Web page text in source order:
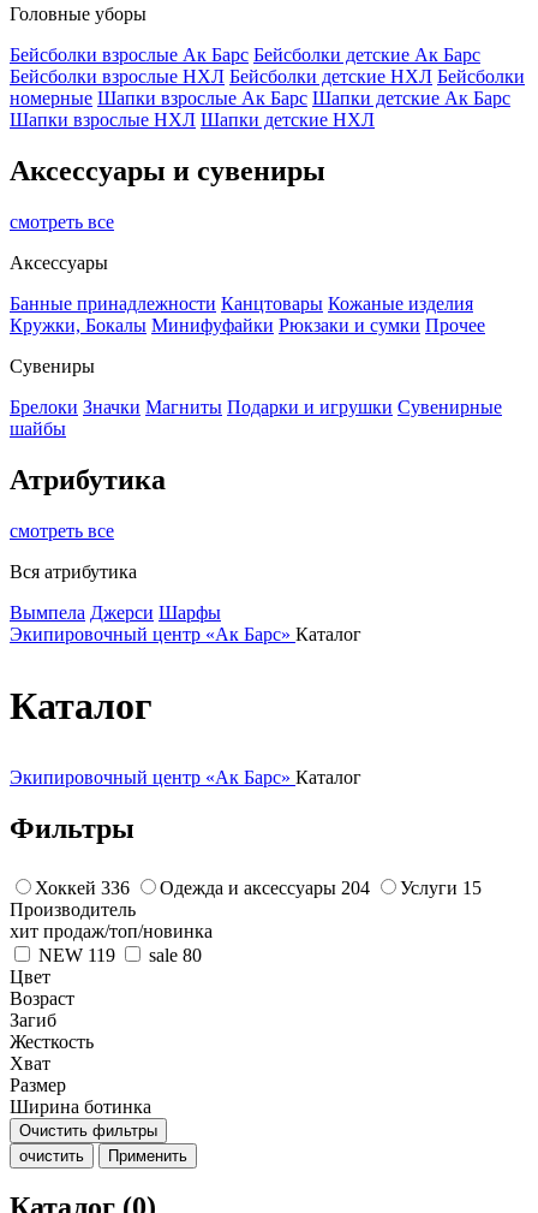
Головные уборы
Бейсболки взрослые Ак Барс Бейсболки детские Ак Барс
Бейсболки взрослые НХЛ Бейсболки детские НХЛ Бейсболки
номерные Шапки взрослые Ак Барс Шапки детские Ак Барс
Шапки взрослые НХЛ Шапки детские НХЛ
Аксессуары и сувениры
смотреть все
Аксессуары
Банные принадлежности Канцтовары Кожаные изделия
Кружки, Бокалы Минифуфайки Рюкзаки и сумки Прочее
Сувениры
Брелоки Значки Магниты Подарки и игрушки Сувенирные
шайбы
Атрибутика
смотреть все
Вся атрибутика
Вымпела Джерси Шарфы
Экипировочный центр «Ак Барс» Каталог
Каталог
Экипировочный центр «Ак Барс» Каталог
Фильтры
Хоккей 336 Одежда и аксессуары 204 Услуги 15
Производитель
хит продаж/топ/новинка
NEW 119 sale 80
Цвет
Возраст
Загиб
Жесткость
Хват
Размер
Ширина ботинка
Очистить фильтры
очистить
Применить